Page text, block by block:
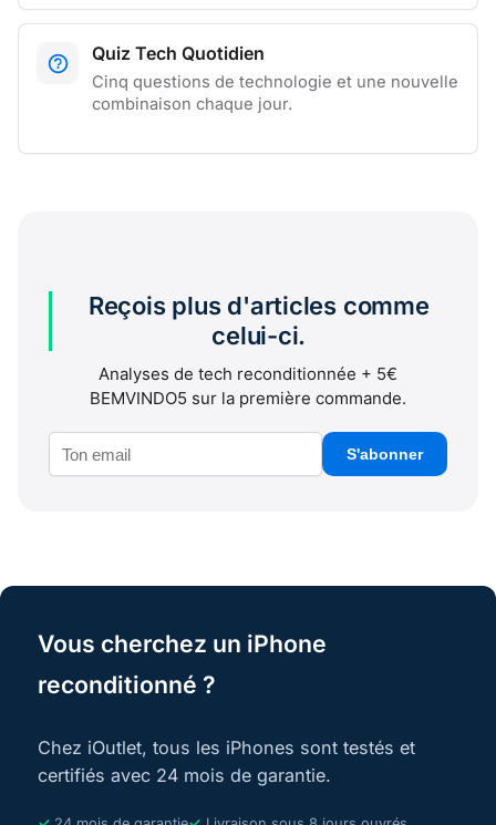
Quiz Tech Quotidien
Cinq questions de technologie et une nouvelle
combinaison chaque jour.
Reçois plus d'articles comme
celui-ci.
Analyses de tech reconditionnée + 5€
BEMVINDO5 sur la première commande.
S'abonner
Vous cherchez un iPhone
reconditionné ?
Chez iOutlet, tous les iPhones sont testés et
certifiés avec 24 mois de garantie.